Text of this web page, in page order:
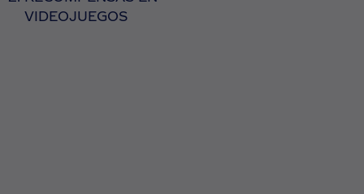
VIDEOJUEGOS